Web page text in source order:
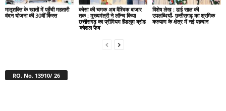
मातृशक्ति के खातों में पहुँची महतारी
वंदन योजना की 30वीं किस्त
कोसा की चमक अब वैश्विक बाजार
तक : मुख्यमंत्री ने लॉन्च किया
छत्तीसगढ़ का प्रीमियम हैंडलूम ब्रांड
‘कोशल फैब’
विशेष लेख : ढाई साल की
उपलब्धियाँ- छत्तीसगढ़ का श्रमिक
कल्याण के क्षेत्र में नई पहचान
RO. No. 13910/ 26